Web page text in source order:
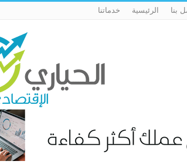
بنا الرئيسية خدماتنا